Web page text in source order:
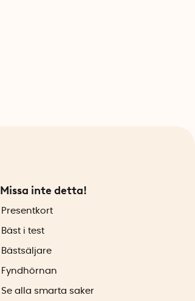
Missa inte detta!
Presentkort
Bäst i test
Bästsäljare
Fyndhörnan
Se alla smarta saker